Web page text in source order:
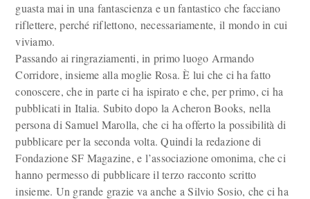
guasta mai in una fantascienza e un fantastico che facciano
riflettere, perché riflettono, necessariamente, il mondo in cui
viviamo.
Passando ai ringraziamenti, in primo luogo Armando
Corridore, insieme alla moglie Rosa. È lui che ci ha fatto
conoscere, che in parte ci ha ispirato e che, per primo, ci ha
pubblicati in Italia. Subito dopo la Acheron Books, nella
persona di Samuel Marolla, che ci ha offerto la possibilità di
pubblicare per la seconda volta. Quindi la redazione di
Fondazione SF Magazine, e l’associazione omonima, che ci
hanno permesso di pubblicare il terzo racconto scritto
insieme. Un grande grazie va anche a Silvio Sosio, che ci ha